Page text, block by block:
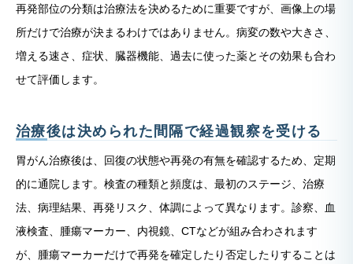
再発部位の分類は治療法を決めるために重要ですが、画像上の場
所だけで治療が決まるわけではありません。病変の数や大きさ、
増える速さ、症状、臓器機能、過去に使った薬とその効果も合わ
せて評価します。
治療後は決められた間隔で経過観察を受ける
胃がん治療後は、回復の状態や再発の有無を確認するため、定期
的に通院します。検査の種類と頻度は、最初のステージ、治療
法、病理結果、再発リスク、体調によって異なります。診察、血
液検査、腫瘍マーカー、内視鏡、CTなどが組み合わされます
が、腫瘍マーカーだけで再発を確定したり否定したりすることは